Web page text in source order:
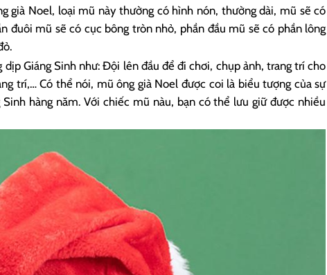
già Noel, loại mũ này thường có hình nón, thường dài, mũ sẽ có
đuôi mũ sẽ có cục bông tròn nhỏ, phần đầu mũ sẽ có phần lông
Giáng Sinh như: Đội lên đầu để đi chơi, chụp ảnh, trang trí cho
trí,… Có thể nói, mũ ông già Noel được coi là biểu tượng của sự
hàng năm. Với chiếc mũ nàu, bạn có thể lưu giữ được nhiều